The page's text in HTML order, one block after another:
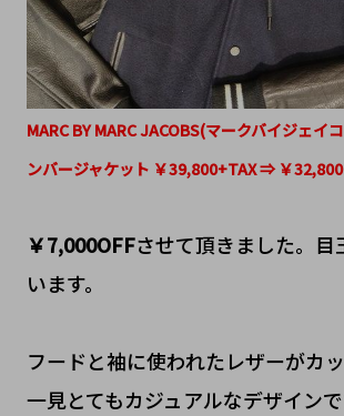
MARC BY MARC JACOBS(マークバイジェイ
ンバージャケット ￥39,800+TAX ⇒ ￥
￥7,000OFFさせて頂きました。目
います。
フードと袖に使われたレザーがカッ
一見とてもカジュアルなデザイン